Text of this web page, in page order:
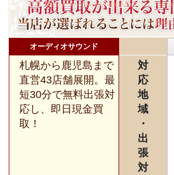
オーディオサウンド
札幌から鹿児島まで
直営43店舗展開。最
短30分で無料出張対
応し、即日現金買
取！
対
応
地
域
・
出
張
対